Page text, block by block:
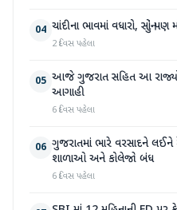
04 ચાંદીના ભાવમાં વધારો, સોનું
2 દિવસ પહેલા
05 આજે ગુજરાત સહિત આ
આગાહી
6 દિવસ પહેલા
06 ગુજરાતમાં ભારે વરસાદને
શાળાઓ અને કોલેજો બંધ
6 દિવસ પહેલા